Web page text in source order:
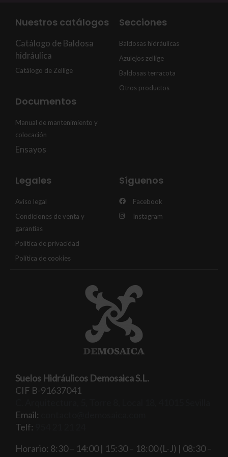
Nuestros catálogos
Catálogo de Baldosa
hidráulica
Catálogo de Zellige
Documentos
Manual de mantenimiento y
colocación
Ensayos
Secciones
Baldosas hidráulicas
Azulejos zellige
Baldosas terracota
Otros productos
Legales
Aviso legal
Condiciones de venta y
garantías
Política de privacidad
Política de cookies
Síguenos
Facebook
Instagram
Suelos Hidráulicos Demosaica S.L.
CIF B-91637041
Email:
Telf:
Horario: 8:30 – 14:00 | 15:30 – 18:00 (L-J) | 08:30 –